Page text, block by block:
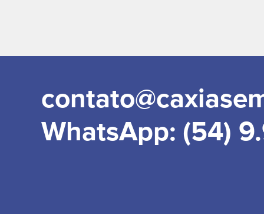
WhatsApp: (54)